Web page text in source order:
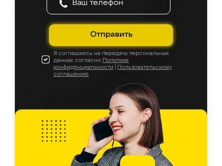
Отправить
Я соглашаюсь на передачу персональных
данных согласно Политике
конфиденциальности
Пользовательскому
соглашению